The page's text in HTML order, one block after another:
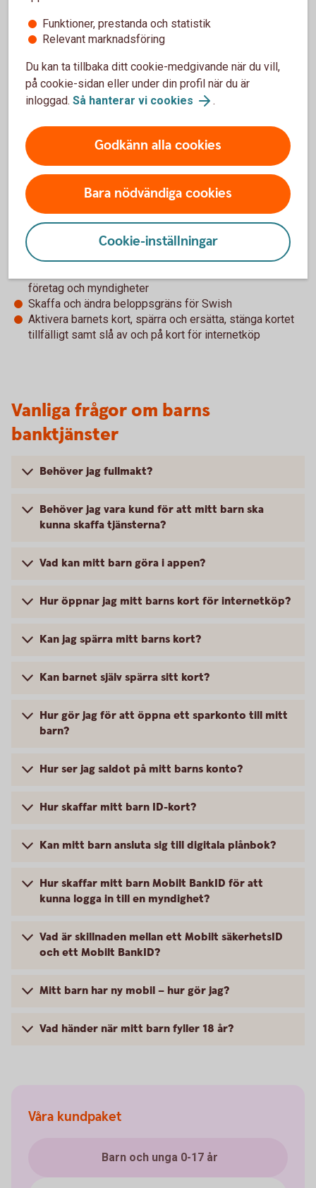
Betala direkt på ett säkert sätt – i butik, appar och på nätet.
Wallets
Hantera ditt barns tjänster i din
app
Logga in i din app och välj Du i menyn - Barns tjänster. Det
här kan du bland annat göra:
företag och myndigheter
Skaffa och ändra beloppsgräns för Swish
Aktivera barnets kort, spärra och ersätta, stänga kortet
tillfälligt samt slå av och på kort för internetköp
Vanliga frågor om barns
banktjänster
Behöver jag fullmakt?
Behöver jag vara kund för att mitt barn ska
kunna skaffa tjänsterna?
Vad kan mitt barn göra i appen?
Hur öppnar jag mitt barns kort för internetköp?
Kan jag spärra mitt barns kort?
Kan barnet själv spärra sitt kort?
Hur gör jag för att öppna ett sparkonto till mitt
barn?
Hur ser jag saldot på mitt barns konto?
Hur skaffar mitt barn ID-kort?
Kan mitt barn ansluta sig till digitala plånbok?
Hur skaffar mitt barn Mobilt BankID för att
kunna logga in till en myndighet?
Vad är skillnaden mellan ett Mobilt säkerhetsID
och ett Mobilt BankID?
Mitt barn har ny mobil – hur gör jag?
Vad händer när mitt barn fyller 18 år?
Våra kundpaket
Barn och unga 0-17 år
Funktioner, prestanda och statistik
Relevant marknadsföring
Du kan ta tillbaka ditt cookie-medgivande när du vill,
på cookie-sidan eller under din profil när du är
inloggad. Så hanterar vi cookies .
Godkänn alla cookies
Bara nödvändiga cookies
Cookie-inställningar